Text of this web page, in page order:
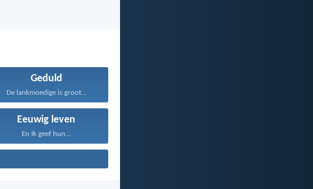
Geduld
De lankmoedige is groot...
Eeuwig leven
En Ik geef hun...